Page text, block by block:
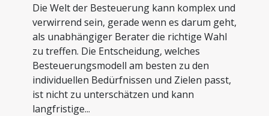
Die Welt der Besteuerung kann komplex und
verwirrend sein, gerade wenn es darum geht,
als unabhängiger Berater die richtige Wahl
zu treffen. Die Entscheidung, welches
Besteuerungsmodell am besten zu den
individuellen Bedürfnissen und Zielen passt,
ist nicht zu unterschätzen und kann
langfristige...